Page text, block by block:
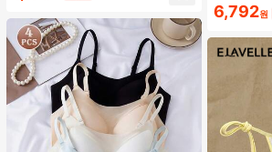
드럽고 피부 친화적인 합성 모로 만들
어졌습니다. 여성과 소녀에게 완벽하
며, 가을과 겨울에 이상적입니다.
6,792원